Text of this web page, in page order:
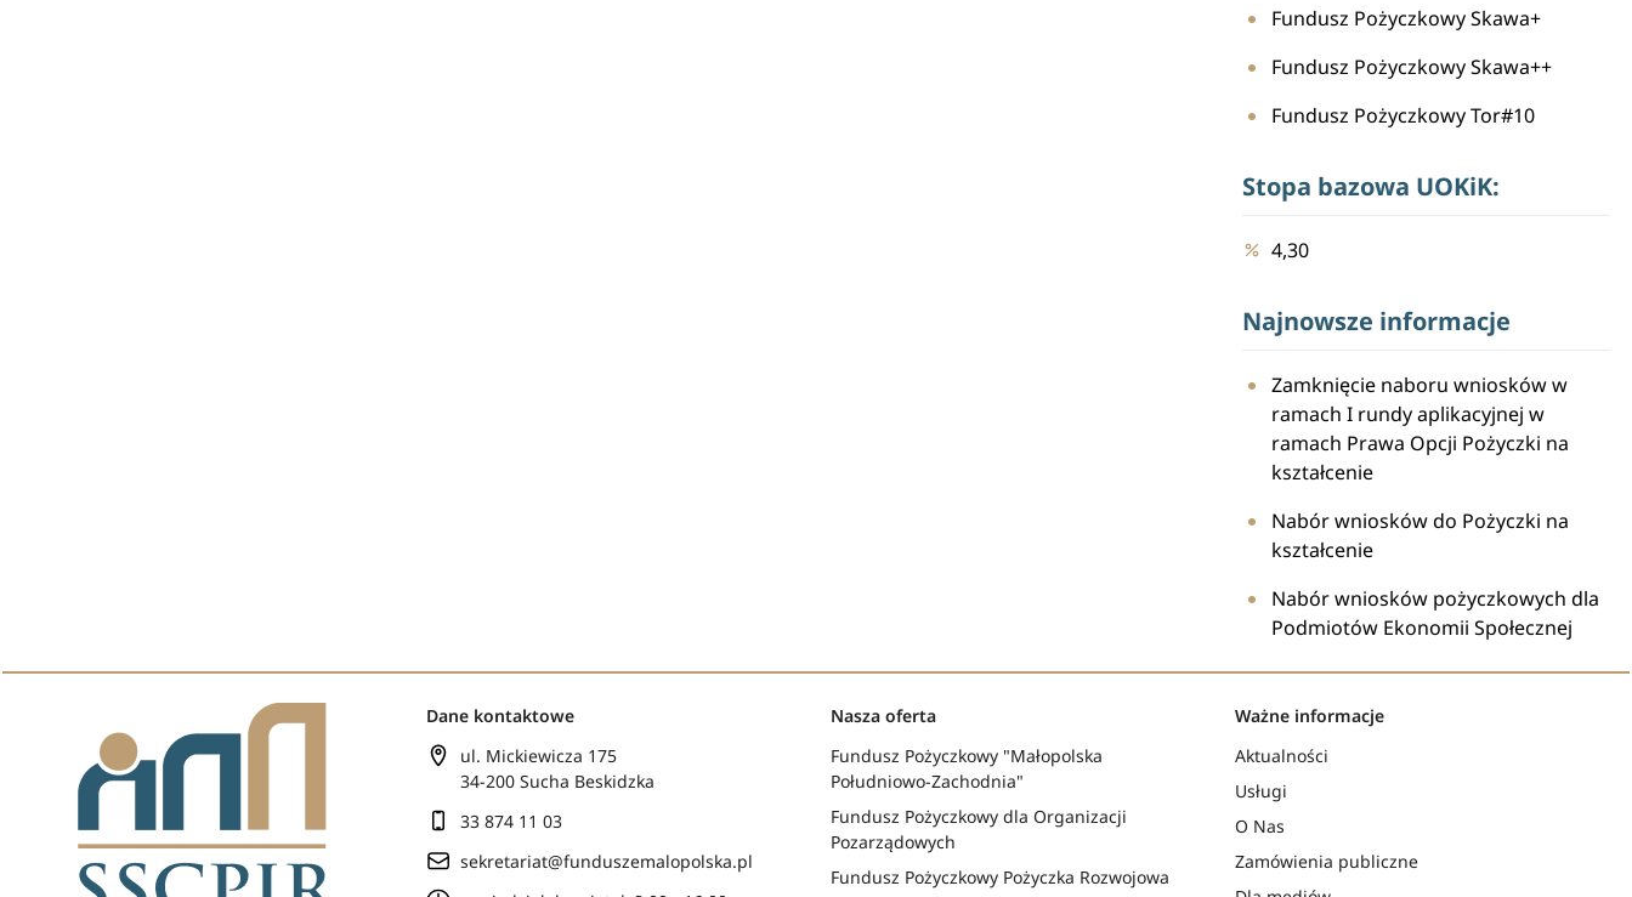
Fundusz Pożyczkowy Skawa+
Fundusz Pożyczkowy Skawa++
Fundusz Pożyczkowy Tor#10
Stopa bazowa UOKiK:
4,30
Najnowsze informacje
Zamknięcie naboru wniosków w
ramach I rundy aplikacyjnej w
ramach Prawa Opcji Pożyczki na
kształcenie
Nabór wniosków do Pożyczki na
kształcenie
Nabór wniosków pożyczkowych dla
Podmiotów Ekonomii Społecznej
Dane kontaktowe
ul. Mickiewicza 175
34-200 Sucha Beskidzka
33 874 11 03
sekretariat@funduszemalopolska.pl
Nasza oferta
Fundusz Pożyczkowy "Małopolska
Południowo-Zachodnia"
Fundusz Pożyczkowy dla Organizacji
Pozarządowych
Fundusz Pożyczkowy Pożyczka Rozwojowa
Ważne informacje
Aktualności
Usługi
O Nas
Zamówienia publiczne